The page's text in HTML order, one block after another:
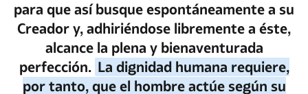
para que así busque espontáneamente a su
Creador y, adhiriéndose libremente a éste,
alcance la plena y bienaventurada
perfección. La dignidad humana requiere,
por tanto, que el hombre actúe según su